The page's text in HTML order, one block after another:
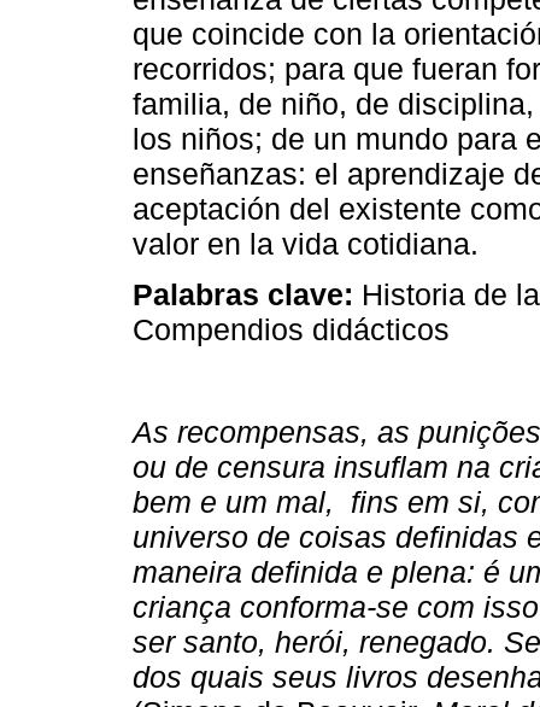
que coincide con la
recorridos; para que fueran
familia, de niño, de
los niños; de un mundo para
enseñanzas: el aprendizaje
aceptación del existente
valor en la vida cotidiana.
Palabras clave: Historia de
Compendios didácticos
As recompensas, as
ou de censura insuflam na
bem e um mal, fins em si,
universo de coisas definidas
maneira definida e plena: é
criança conforma-se com
ser santo, herói, renegado.
dos quais seus livros